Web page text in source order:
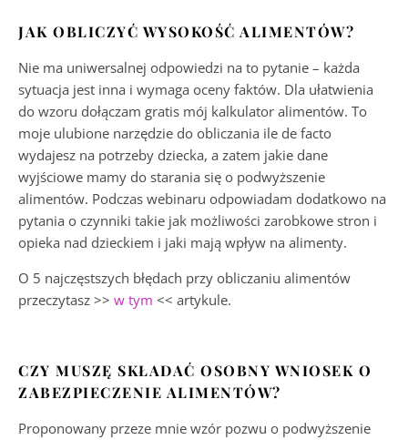
JAK OBLICZYĆ WYSOKOŚĆ ALIMENTÓW?
Nie ma uniwersalnej odpowiedzi na to pytanie – każda
sytuacja jest inna i wymaga oceny faktów. Dla ułatwienia
do wzoru dołączam gratis mój kalkulator alimentów. To
moje ulubione narzędzie do obliczania ile de facto
wydajesz na potrzeby dziecka, a zatem jakie dane
wyjściowe mamy do starania się o podwyższenie
alimentów. Podczas webinaru odpowiadam dodatkowo na
pytania o czynniki takie jak możliwości zarobkowe stron i
opieka nad dzieckiem i jaki mają wpływ na alimenty.
O 5 najczęstszych błędach przy obliczaniu alimentów
przeczytasz >> w tym << artykule.
CZY MUSZĘ SKŁADAĆ OSOBNY WNIOSEK O
ZABEZPIECZENIE ALIMENTÓW?
Proponowany przeze mnie wzór pozwu o podwyższenie